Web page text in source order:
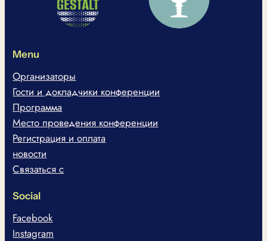
Menu
Организаторы
Гости и докладчики конференции
Программа
Место проведения конференции
Регистрация и оплата
новости
Связаться с
Social
Facebook
Instagram